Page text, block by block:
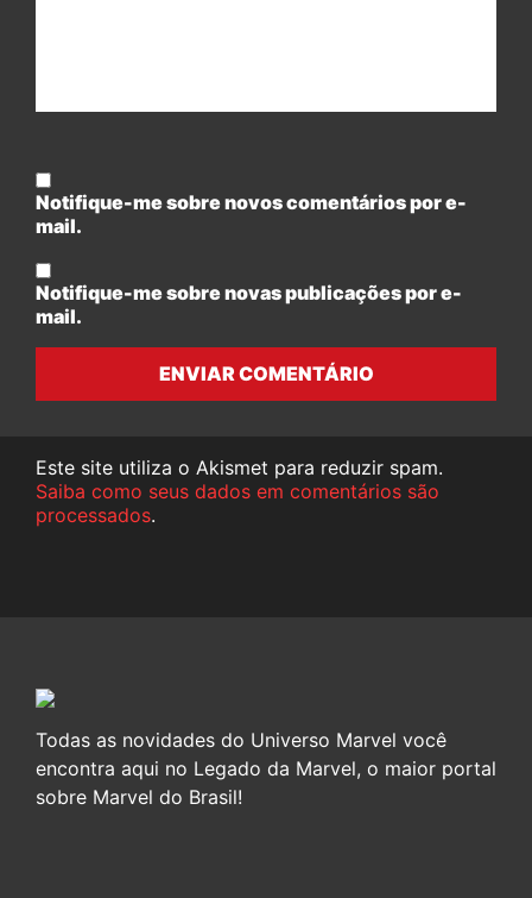
Notifique-me sobre novos comentários por e-
mail.
Notifique-me sobre novas publicações por e-
mail.
ENVIAR COMENTÁRIO
Este site utiliza o Akismet para reduzir spam.
Saiba como seus dados em comentários são
processados.
Todas as novidades do Universo Marvel você
encontra aqui no Legado da Marvel, o maior portal
sobre Marvel do Brasil!